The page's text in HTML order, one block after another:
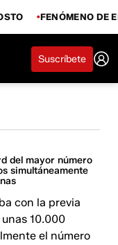
FENÓMENO DE
Suscríbete
del mayor número
simultáneamente
con la previa
10.000
el número